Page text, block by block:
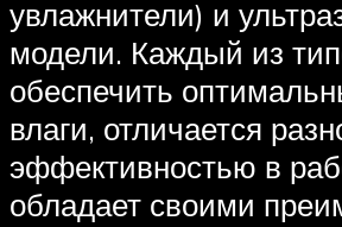
увлажнители) и
модели. Каждый из
обеспечить
влаги, отличается
эффективностью в
обладает своими